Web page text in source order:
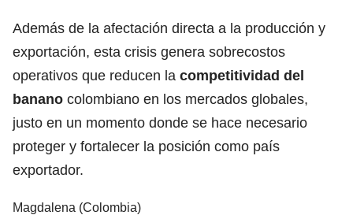
Además de la afectación directa a la producción y
exportación, esta crisis genera sobrecostos
operativos que reducen la competitividad del
banano colombiano en los mercados globales,
justo en un momento donde se hace necesario
proteger y fortalecer la posición como país
exportador.
Magdalena (Colombia)